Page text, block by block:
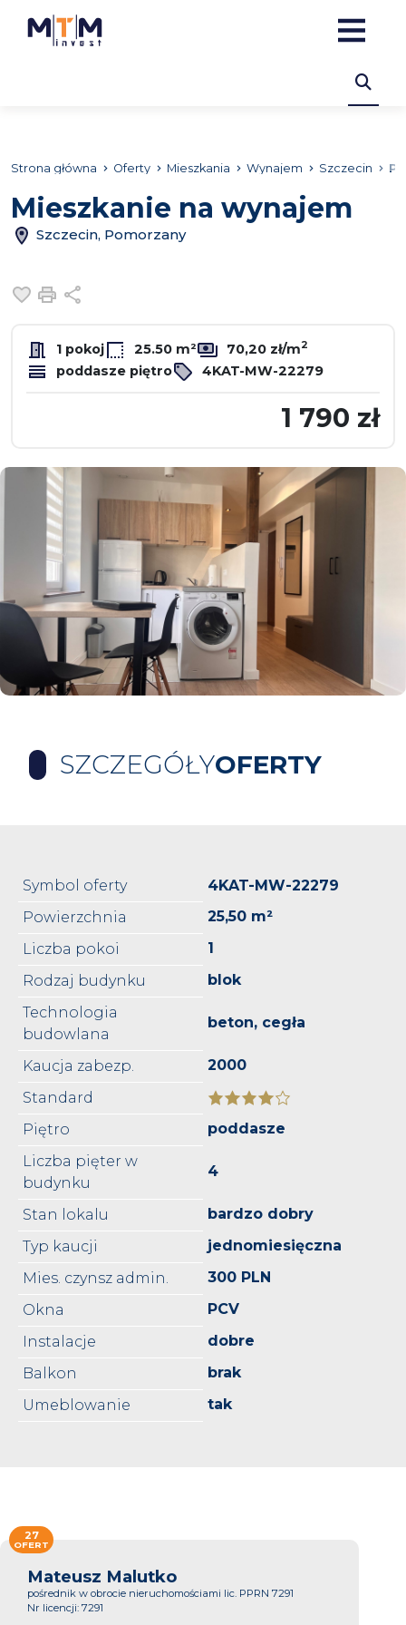
Strona główna Oferty Mieszkania Wynajem Szczecin
Mieszkanie na wynajem
Szczecin, Pomorzany
Dodaj do ulubionych
Drukuj
1 pokoj 25.50 m² 70,20 zł/m2
poddasze piętro 4KAT-MW-22279
1 790 zł
SZCZEGÓŁYOFERTY
Symbol oferty
4KAT-MW-22279
Powierzchnia
25,50 m²
Liczba pokoi
1
Rodzaj budynku
blok
Technologia
budowlana
beton, cegła
Kaucja zabezp.
2000
Standard
Piętro
poddasze
Liczba pięter w
budynku
4
Stan lokalu
bardzo dobry
Typ kaucji
jednomiesięczna
Mies. czynsz admin.
300 PLN
Okna
PCV
Instalacje
dobre
Balkon
brak
Umeblowanie
tak
Mateusz Malutko
pośrednik w obrocie nieruchomościami lic. PPRN 7291
Nr licencji: 7291
27
OFERT